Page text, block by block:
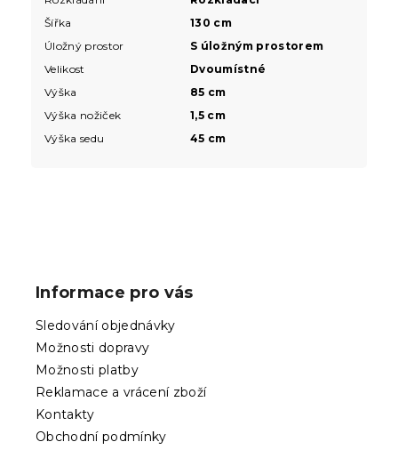
Šířka
130 cm
Úložný prostor
S úložným prostorem
Velikost
Dvoumístné
Výška
85 cm
Výška nožiček
1,5 cm
Výška sedu
45 cm
Informace pro vás
Sledování objednávky
Možnosti dopravy
Možnosti platby
Reklamace a vrácení zboží
Kontakty
Obchodní podmínky